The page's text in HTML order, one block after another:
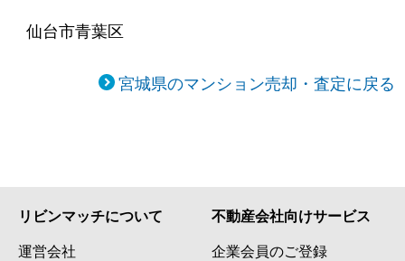
支倉町
1,900万円
勾当台公園
八幡
250万円
国見(宮城)
仙台市青葉区
宮城県のマンション売却・査定に戻る
リビンマッチについて
運営会社
不動産会社向けサービス
企業会員のご登録